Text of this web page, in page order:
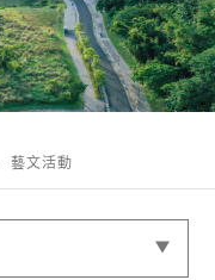
藝文活動